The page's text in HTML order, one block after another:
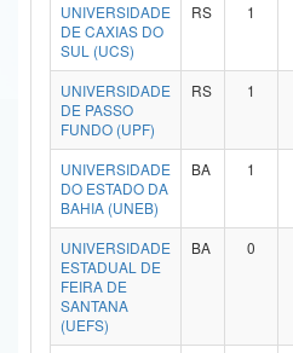
Gabinete de Segurança Institucional
Advocacia-Geral da União
Banco Central do Brasil
UNIVERSIDADE
DE CAXIAS DO
SUL (UCS)
RS 1
UNIVERSIDADE
DE PASSO
FUNDO (UPF)
RS 1
UNIVERSIDADE
DO ESTADO DA
BAHIA (UNEB)
BA 1
UNIVERSIDADE
ESTADUAL DE
FEIRA DE
SANTANA
(UEFS)
BA 0